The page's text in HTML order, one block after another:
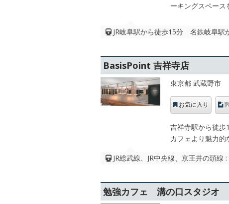
ーキングスペー
JR岐阜駅から徒歩15分 名鉄岐阜駅
BasisPoint 吉祥寺店
東京都 武蔵野市
お気に入り
吉祥寺駅から徒歩
カフェより魅力的
JR総武線、JR中央線、京王井の頭
勉強カフェ 溝の口スタジオ